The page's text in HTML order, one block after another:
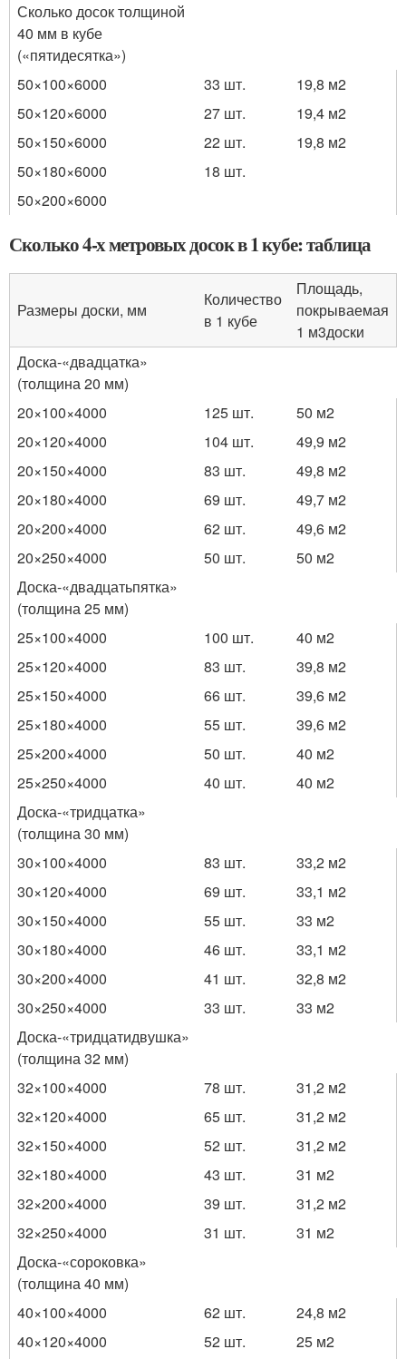
Сколько досок толщиной
40 мм в кубе
(«пятидесятка»)
50×100×6000
33 шт. 19,8 м2
50×120×6000
27 шт. 19,4 м2
50×150×6000
22 шт. 19,8 м2
50×180×6000
18 шт.
50×200×6000
Сколько 4-х метровых досок в 1 кубе: таблица
Размеры доски, мм
Количество
в 1 кубе
Площадь,
покрываемая
1 м3доски
Доска-«двадцатка»
(толщина 20 мм)
20×100×4000
125 шт. 50 м2
20×120×4000
104 шт. 49,9 м2
20×150×4000
83 шт. 49,8 м2
20×180×4000
69 шт. 49,7 м2
20×200×4000
62 шт. 49,6 м2
20×250×4000
50 шт. 50 м2
Доска-«двадцатьпятка»
(толщина 25 мм)
25×100×4000
100 шт. 40 м2
25×120×4000
83 шт. 39,8 м2
25×150×4000
66 шт. 39,6 м2
25×180×4000
55 шт. 39,6 м2
25×200×4000
50 шт. 40 м2
25×250×4000
40 шт. 40 м2
Доска-«тридцатка»
(толщина 30 мм)
30×100×4000
83 шт. 33,2 м2
30×120×4000
69 шт. 33,1 м2
30×150×4000
55 шт. 33 м2
30×180×4000
46 шт. 33,1 м2
30×200×4000
41 шт. 32,8 м2
30×250×4000
33 шт. 33 м2
Доска-«тридцатидвушка»
(толщина 32 мм)
32×100×4000
78 шт. 31,2 м2
32×120×4000
65 шт. 31,2 м2
32×150×4000
52 шт. 31,2 м2
32×180×4000
43 шт. 31 м2
32×200×4000
39 шт. 31,2 м2
32×250×4000
31 шт. 31 м2
Доска-«сороковка»
(толщина 40 мм)
40×100×4000
62 шт. 24,8 м2
40×120×4000
52 шт. 25 м2